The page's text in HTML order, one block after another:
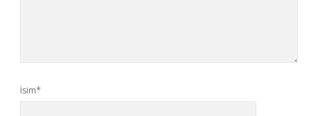
İsim*